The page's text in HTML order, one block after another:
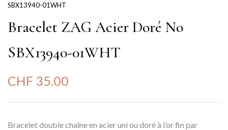
SBX13940-01WHT
Bracelet ZAG Acier Doré No
SBX13940-01WHT
CHF 35.00
Bracelet double chaîne en acier uni ou doré à l’or fin par